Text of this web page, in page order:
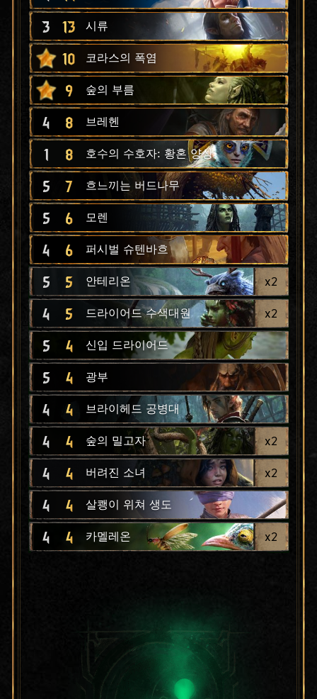
3 13 시류
10 코라스의 폭염
9 숲의 부름
4 8 브레헨
1 8 호수의 수호자: 황혼 양상
5 7 흐느끼는 버드나무
5 6 모렌
4 6 퍼시벌 슈텐바흐
5 5 안테리온 x2
4 5 드라이어드 수색대원 x2
5 4 신입 드라이어드
5 4 광부
4 4 브라이헤드 공병대
4 4 숲의 밀고자 x2
4 4 버려진 소녀 x2
4 4 살쾡이 위쳐 생도
4 4 카멜레온 x2